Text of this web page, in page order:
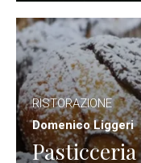
RISTORAZIONE
Domenico Liggeri